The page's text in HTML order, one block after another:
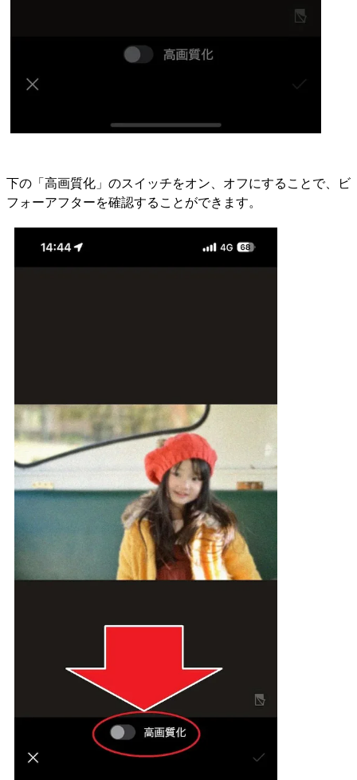
下の「高画質化」のスイッチをオン、オフにすることで、ビ
フォーアフターを確認することができます。